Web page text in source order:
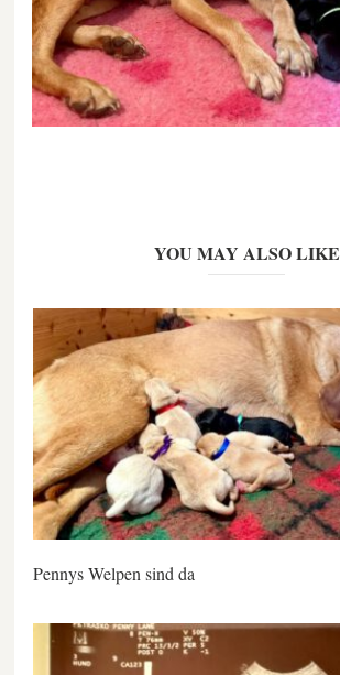
YOU MAY ALSO LIKE
Pennys Welpen sind da